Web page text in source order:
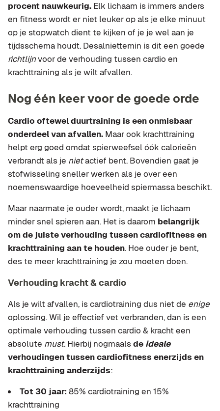
procent nauwkeurig. Elk lichaam is immers anders
en fitness wordt er niet leuker op als je elke minuut
op je stopwatch dient te kijken of je je wel aan je
tijdsschema houdt. Desalniettemin is dit een goede
richtlijnvoor de verhouding tussen cardio en
krachttraining als je wilt afvallen.
Nog één keer voor de goede orde
Cardio oftewel duurtraining is een onmisbaar
onderdeel van afvallen. Maar ook krachttraining
helpt erg goed omdat spierweefsel óók calorieën
verbrandt als je nietactief bent. Bovendien gaat je
stofwisseling sneller werken als je over een
noemenswaardige hoeveelheid spiermassa beschikt.
Maar naarmate je ouder wordt, maakt je lichaam
minder snel spieren aan. Het is daarom belangrijk
om de juiste verhouding tussen cardiofitness en
krachttraining aan te houden. Hoe ouder je bent,
des te meer krachttraining je zou moeten doen.
Verhouding kracht & cardio
Als je wilt afvallen, is cardiotraining dus niet de enige
oplossing. Wil je effectief vet verbranden, dan is een
optimale verhouding tussen cardio & kracht een
absolute must. Hierbij nogmaalsde ideale
verhoudingen tussen cardiofitness enerzijds en
krachttraining anderzijds:
Tot 30 jaar: 85% cardiotraining en 15%
krachttraining